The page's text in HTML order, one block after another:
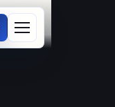
Ouvrir le menu